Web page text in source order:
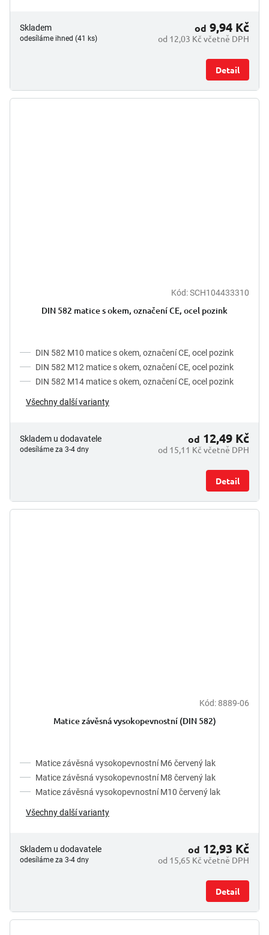
Skladem
odesíláme ihned (41 ks) od 12,03 Kč včetně DPH
od 9,94 Kč
Detail
Kód:SCH104433310
DIN 582 matice s okem, označení CE, ocel pozink
DIN 582 M10 matice s okem, označení CE, ocel pozink
DIN 582 M12 matice s okem, označení CE, ocel pozink
DIN 582 M14 matice s okem, označení CE, ocel pozink
Všechny další varianty
Skladem u dodavatele
odesíláme za 3-4 dny od 15,11 Kč včetně DPH
od 12,49 Kč
Detail
z
Kód: 8889-06
Matice závěsná vysokopevnostní (DIN 582)
Matice závěsná vysokopevnostní M6 červený lak
Matice závěsná vysokopevnostní M8 červený lak
Matice závěsná vysokopevnostní M10 červený lak
Všechny další varianty
Skladem u dodavatele
odesíláme za 3-4 dny od 15,65 Kč včetně DPH
od 12,93 Kč
Detail